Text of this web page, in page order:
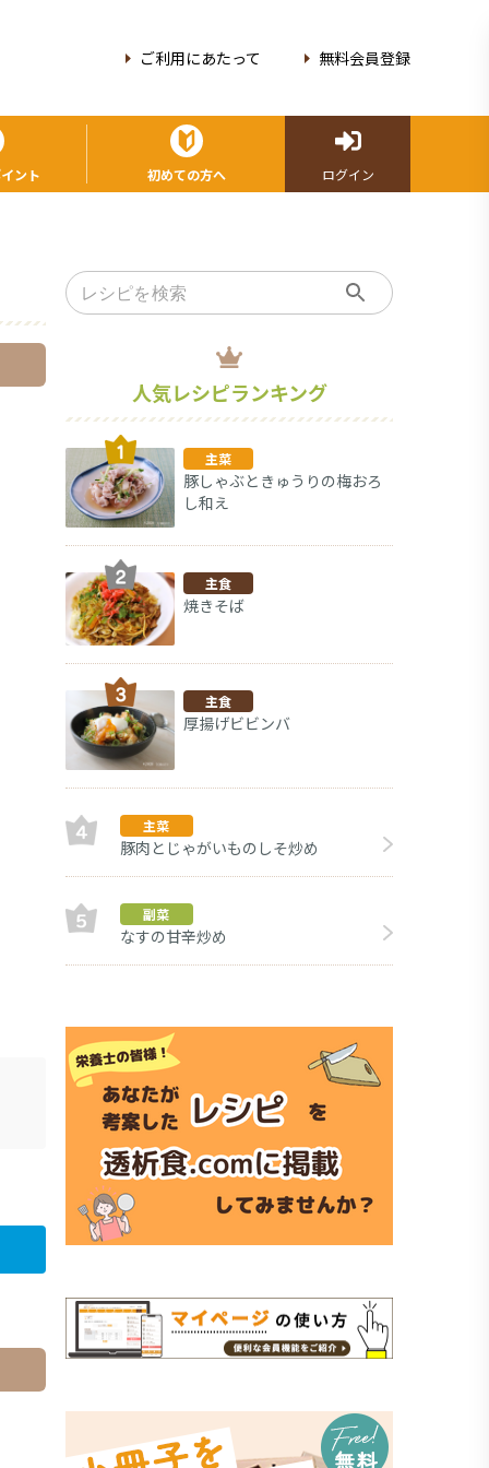
ご利用にあたって 無料会員登録
ント 初めての方へ ログイン
人気レシピランキング
主菜
豚しゃぶときゅうりの梅おろ
し和え
主食
焼きそば
主食
厚揚げビビンバ
主菜
豚肉とじゃがいものしそ炒め
副菜
なすの甘辛炒め